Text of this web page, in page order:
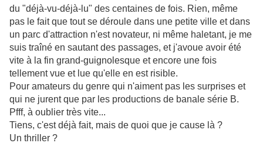
du "déjà-vu-déjà-lu" des centaines de fois. Rien, même
pas le fait que tout se déroule dans une petite ville et dans
un parc d'attraction n'est novateur, ni même haletant, je me
suis traîné en sautant des passages, et j'avoue avoir été
vite à la fin grand-guignolesque et encore une fois
tellement vue et lue qu'elle en est risible.
Pour amateurs du genre qui n'aiment pas les surprises et
qui ne jurent que par les productions de banale série B.
Pfff, à oublier très vite...
Tiens, c'est déjà fait, mais de quoi que je cause là ?
Un thriller ?